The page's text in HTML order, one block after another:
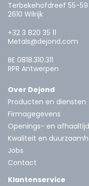
Terbekehofdreef 55-59
2610 Wilrijk
+32 3 820 35 11
Metals@dejond.com
BE 0818.310.311
RPR Antwerpen
Over Dejond
Producten en diensten
Firmagegevens
Openings- en
Kwaliteit en
Jobs
Contact
Klantenservice